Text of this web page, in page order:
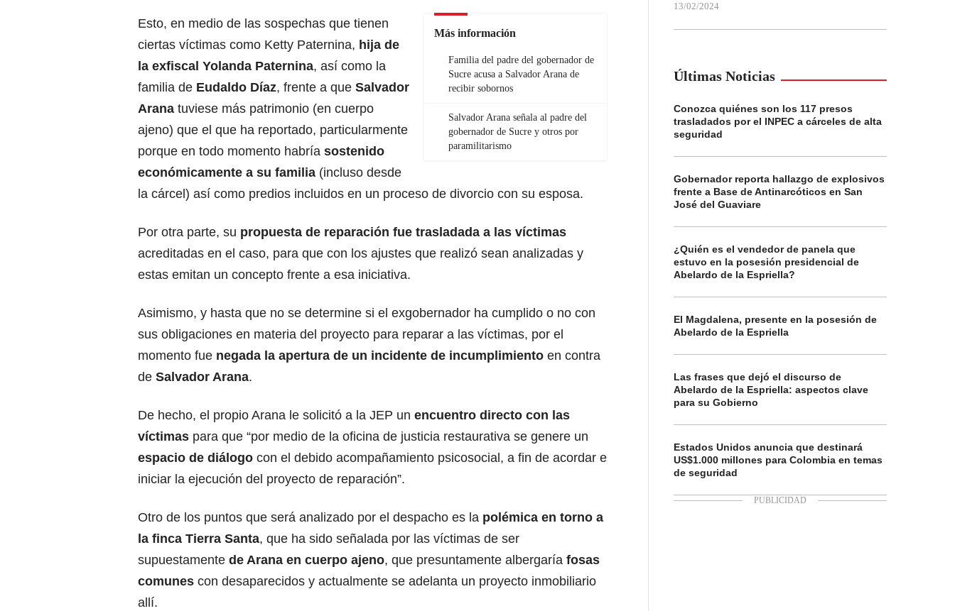
Más información
Familia del padre del gobernador de
Sucre acusa a Salvador Arana de
recibir sobornos
Salvador Arana señala al padre del
gobernador de Sucre y otros por
paramilitarismo
Esto, en medio de las sospechas que tienen
ciertas víctimas como Ketty Paternina, hija de
la exfiscal Yolanda Paternina, así como la
familia de Eudaldo Díaz, frente a que Salvador
Arana tuviese más patrimonio (en cuerpo
ajeno) que el que ha reportado, particularmente
porque en todo momento habría sostenido
económicamente a su familia (incluso desde
la cárcel) así como predios incluidos en un proceso de divorcio con su esposa.
Por otra parte, su propuesta de reparación fue trasladada a las víctimas
acreditadas en el caso, para que con los ajustes que realizó sean analizadas y
estas emitan un concepto frente a esa iniciativa.
Asimismo, y hasta que no se determine si el exgobernador ha cumplido o no con
sus obligaciones en materia del proyecto para reparar a las víctimas, por el
momento fue negada la apertura de un incidente de incumplimiento en contra
de Salvador Arana.
De hecho, el propio Arana le solicitó a la JEP un encuentro directo con las
víctimas para que “por medio de la oficina de justicia restaurativa se genere un
espacio de diálogo con el debido acompañamiento psicosocial, a fin de acordar e
iniciar la ejecución del proyecto de reparación”.
Otro de los puntos que será analizado por el despacho es la polémica en torno a
la finca Tierra Santa, que ha sido señalada por las víctimas de ser
supuestamente de Arana en cuerpo ajeno, que presuntamente albergaría fosas
comunes con desaparecidos y actualmente se adelanta un proyecto inmobiliario
allí.
13/02/2024
Últimas Noticias
Conozca quiénes son los 117 presos
trasladados por el INPEC a cárceles de alta
seguridad
Gobernador reporta hallazgo de explosivos
frente a Base de Antinarcóticos en San
José del Guaviare
¿Quién es el vendedor de panela que
estuvo en la posesión presidencial de
Abelardo de la Espriella?
El Magdalena, presente en la posesión de
Abelardo de la Espriella
Las frases que dejó el discurso de
Abelardo de la Espriella: aspectos clave
para su Gobierno
Estados Unidos anuncia que destinará
US$1.000 millones para Colombia en temas
de seguridad